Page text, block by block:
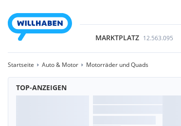
MARKTPLATZ 12.563.095
Startseite Auto & Motor Motorräder und Quads
TOP-ANZEIGEN